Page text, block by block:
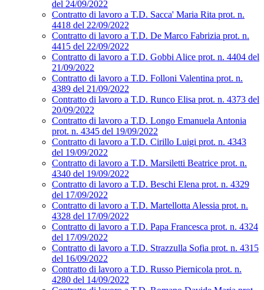
del 24/09/2022
Contratto di lavoro a T.D. Sacca' Maria Rita prot. n.
4418 del 22/09/2022
Contratto di lavoro a T.D. De Marco Fabrizia prot. n.
4415 del 22/09/2022
Contratto di lavoro a T.D. Gobbi Alice prot. n. 4404 del
21/09/2022
Contratto di lavoro a T.D. Folloni Valentina prot. n.
4389 del 21/09/2022
Contratto di lavoro a T.D. Runco Elisa prot. n. 4373 del
20/09/2022
Contratto di lavoro a T.D. Longo Emanuela Antonia
prot. n. 4345 del 19/09/2022
Contratto di lavoro a T.D. Cirillo Luigi prot. n. 4343
del 19/09/2022
Contratto di lavoro a T.D. Marsiletti Beatrice prot. n.
4340 del 19/09/2022
Contratto di lavoro a T.D. Beschi Elena prot. n. 4329
del 17/09/2022
Contratto di lavoro a T.D. Martellotta Alessia prot. n.
4328 del 17/09/2022
Contratto di lavoro a T.D. Papa Francesca prot. n. 4324
del 17/09/2022
Contratto di lavoro a T.D. Strazzulla Sofia prot. n. 4315
del 16/09/2022
Contratto di lavoro a T.D. Russo Piernicola prot. n.
4280 del 14/09/2022